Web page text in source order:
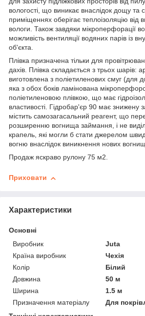
вологості, що виникає внаслідок дощу та
приміщеннях оберігає теплоізоляцію від
вологи. Також завдяки мікроперфорації
можливість вентиляції водяних парів із
об'єкта.
Плівка призначена тільки для
дахів. Плівка складається з трьох шарів:
виготовлена з поліетиленових смуг (для
яка з обох боків ламінована
поліетиленовою плівкою, що має
властивості. Гідробар'єр 90 має знижену
містить самозагасальний реагент, що
розширенню вогнища займання, і не
крапель, які могли б стати джерелом
вогню внаслідок виникнення нових
Продаж яскраво рулону 75 м2.
Приховати
Характеристики
Основні
Виробник
Juta
Країна виробник
Чехія
Колір
Білий
Довжина
50 м
Ширина
1.5 м
Призначення матеріалу
Для